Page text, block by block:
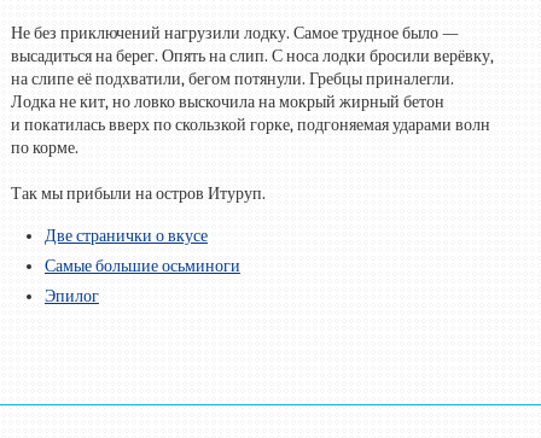
Не без приключений нагрузили лодку. Самое трудное было —
высадиться на берег. Опять на слип. С носа лодки бросили верёвку,
на слипе её подхватили, бегом потянули. Гребцы приналегли.
Лодка не кит, но ловко выскочила на мокрый жирный бетон
и покатилась вверх по скользкой горке, подгоняемая ударами волн
по корме.
Так мы прибыли на остров Итуруп.
Две странички о вкусе
Самые большие осьминоги
Эпилог